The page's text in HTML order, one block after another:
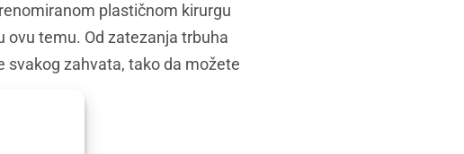
plastičnom kirurgu
ovu temu. Od zatezanja trbuha
svakog zahvata, tako da možete